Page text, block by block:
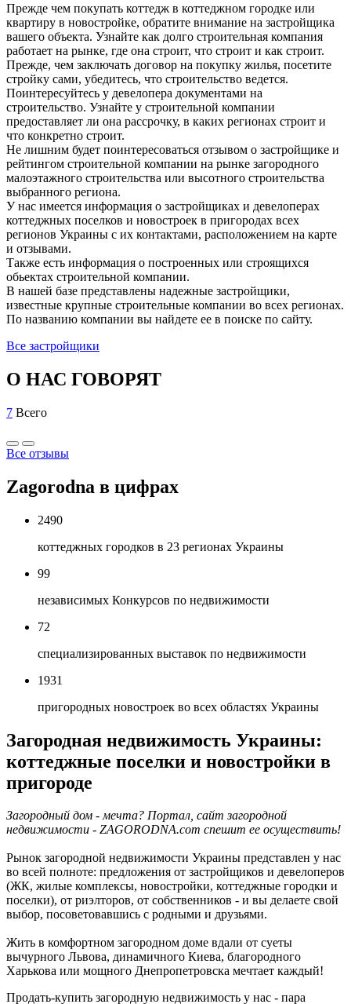
Прежде чем покупать коттедж в коттеджном городке или
квартиру в новостройке, обратите внимание на застройщика
вашего объекта. Узнайте как долго строительная компания
работает на рынке, где она строит, что строит и как строит.
Прежде, чем заключать договор на покупку жилья, посетите
стройку сами, убедитесь, что строительство ведется.
Поинтересуйтесь у девелопера документами на
строительство. Узнайте у строительной компании
предоставляет ли она рассрочку, в каких регионах строит и
что конкретно строит.
Не лишним будет поинтересоваться отзывом о застройщике и
рейтингом строительной компании на рынке загородного
малоэтажного строительства или высотного строительства
выбранного региона.
У нас имеется информация о застройщиках и девелоперах
коттеджных поселков и новостроек в пригородах всех
регионов Украины с их контактами, расположением на карте
и отзывами.
Также есть информация о построенных или строящихся
обьектах строительной компании.
В нашей базе представлены надежные застройщики,
известные крупные строительные компании во всех регионах.
По названию компании вы найдете ее в поиске по сайту.
Все застройщики
О НАС ГОВОРЯТ
7 Всего
Все отзывы
Zagorodna в цифрах
2490
коттеджных городков в 23 регионах Украины
99
независимых Конкурсов по недвижимости
72
специализированных выставок по недвижимости
1931
пригородных новостроек во всех областях Украины
Загородная недвижимость Украины:
коттеджные поселки и новостройки в
пригороде
Загородный дом - мечта? Портал, сайт загородной
недвижимости - ZAGORODNA.com спешит ее осуществить!
Рынок загородной недвижимости Украины представлен у нас
во всей полноте: предложения от застройщиков и девелоперов
(ЖК, жилые комплексы, новостройки, коттеджные городки и
поселки), от риэлторов, от собственников - и вы делаете свой
выбор, посоветовавшись с родными и друзьями.
Жить в комфортном загородном доме вдали от суеты
вычурного Львова, динамичного Киева, благородного
Харькова или мощного Днепропетровска мечтает каждый!
Продать-купить загородную недвижимость у нас - пара